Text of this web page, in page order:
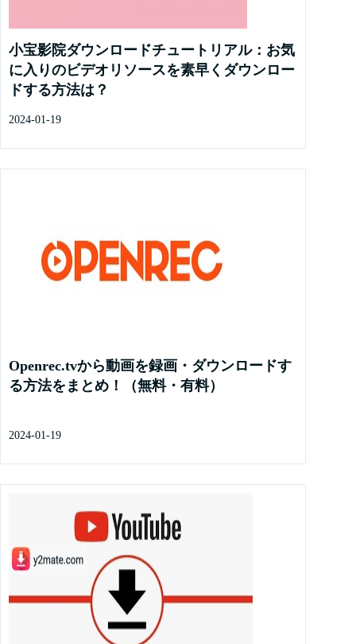
小宝影院ダウンロードチュートリアル：お気
に入りのビデオリソースを素早くダウンロー
ドする方法は？
2024-01-19
Openrec.tvから動画を録画・ダウンロードす
る方法をまとめ！（無料・有料）
2024-01-19